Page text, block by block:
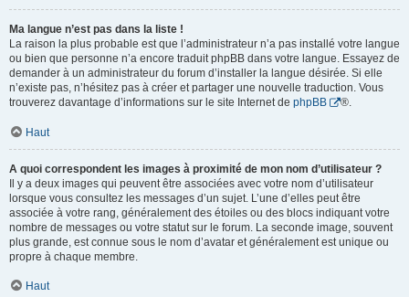
Ma langue n’est pas dans la liste !
La raison la plus probable est que l’administrateur n’a pas installé votre langue
ou bien que personne n’a encore traduit phpBB dans votre langue. Essayez de
demander à un administrateur du forum d’installer la langue désirée. Si elle
n’existe pas, n’hésitez pas à créer et partager une nouvelle traduction. Vous
trouverez davantage d’informations sur le site Internet de phpBB ®.
Haut
A quoi correspondent les images à proximité de mon nom d’utilisateur ?
Il y a deux images qui peuvent être associées avec votre nom d’utilisateur
lorsque vous consultez les messages d’un sujet. L’une d’elles peut être
associée à votre rang, généralement des étoiles ou des blocs indiquant votre
nombre de messages ou votre statut sur le forum. La seconde image, souvent
plus grande, est connue sous le nom d’avatar et généralement est unique ou
propre à chaque membre.
Haut